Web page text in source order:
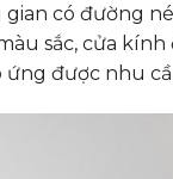
có đường
sắc, cửa
được nhu